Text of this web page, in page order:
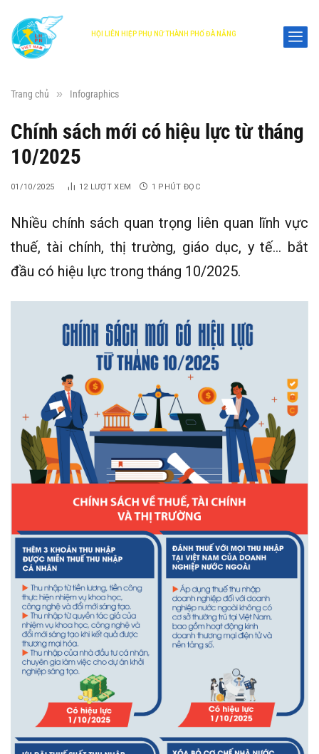
HỘI LIÊN HIỆP PHỤ NỮ THÀNH PHỐ ĐÀ NẴNG
Trang chủ » Infographics
Chính sách mới có hiệu lực từ tháng
10/2025
01/10/2025 12 LƯỢT XEM 1 PHÚT ĐỌC
Nhiều chính sách quan trọng liên quan lĩnh vực
thuế, tài chính, thị trường, giáo dục, y tế… bắt
đầu có hiệu lực trong tháng 10/2025.